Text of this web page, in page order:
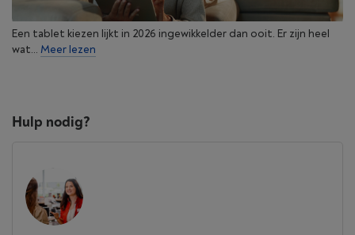
Een tablet kiezen lijkt in 2026 ingewikkelder dan ooit. Er zijn heel
wat... Meer lezen
Hulp nodig?